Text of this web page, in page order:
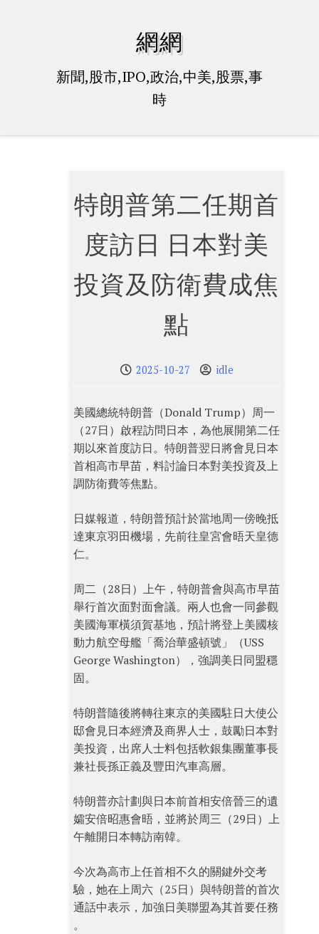
網網
新聞,股市,IPO,政治,中美,股票,事
時
特朗普第二任期首
度訪日 日本對美
投資及防衛費成焦
點
2025-10-27 idle
美國總統特朗普（Donald Trump）周一
（27日）啟程訪問日本，為他展開第二任
期以來首度訪日。特朗普翌日將會見日本
首相高市早苗，料討論日本對美投資及上
調防衛費等焦點。
日媒報道，特朗普預計於當地周一傍晚抵
達東京羽田機場，先前往皇宮會晤天皇德
仁。
周二（28日）上午，特朗普會與高市早苗
舉行首次面對面會議。兩人也會一同參觀
美國海軍橫須賀基地，預計將登上美國核
動力航空母艦「喬治華盛頓號」（USS
George Washington），強調美日同盟穩
固。
特朗普隨後將轉往東京的美國駐日大使公
邸會見日本經濟及商界人士，鼓勵日本對
美投資，出席人士料包括軟銀集團董事長
兼社長孫正義及豐田汽車高層。
特朗普亦計劃與日本前首相安倍晉三的遺
孀安倍昭惠會晤，並將於周三（29日）上
午離開日本轉訪南韓。
今次為高市上任首相不久的關鍵外交考
驗，她在上周六（25日）與特朗普的首次
通話中表示，加強日美聯盟為其首要任務
。